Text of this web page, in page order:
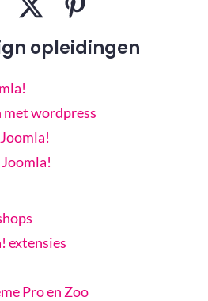
opleidingen
met wordpress
extensies
Pro en Zoo